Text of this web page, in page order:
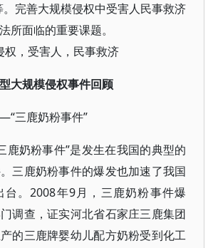
。完善大规模侵权中受害人民事救济
所面临的重要课题。
权，受害人，民事救济
大规模侵权事件回顾
—“三鹿奶粉事件”
鹿奶粉事件”是发生在我国的典型的
三鹿奶粉事件的爆发也加速了我国
台。2008年9月，三鹿奶粉事件爆
调查，证实河北省石家庄三鹿集团
的三鹿牌婴幼儿配方奶粉受到化工